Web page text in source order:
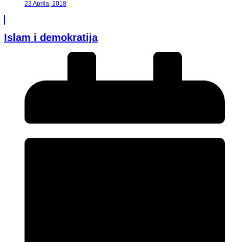
23 Aprila, 2018
Islam i demokratija